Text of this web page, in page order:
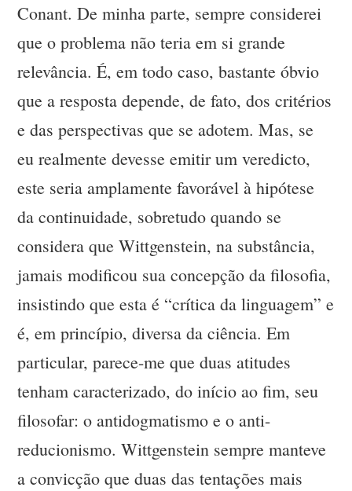
Conant. De minha parte, sempre considerei
que o problema não teria em si grande
relevância. É, em todo caso, bastante óbvio
que a resposta depende, de fato, dos critérios
e das perspectivas que se adotem. Mas, se
eu realmente devesse emitir um veredicto,
este seria amplamente favorável à hipótese
da continuidade, sobretudo quando se
considera que Wittgenstein, na substância,
jamais modificou sua concepção da filosofia,
insistindo que esta é “crítica da linguagem” e
é, em princípio, diversa da ciência. Em
particular, parece-me que duas atitudes
tenham caracterizado, do início ao fim, seu
filosofar: o antidogmatismo e o anti-
reducionismo. Wittgenstein sempre manteve
a convicção que duas das tentações mais